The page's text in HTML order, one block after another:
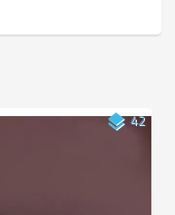
layers42